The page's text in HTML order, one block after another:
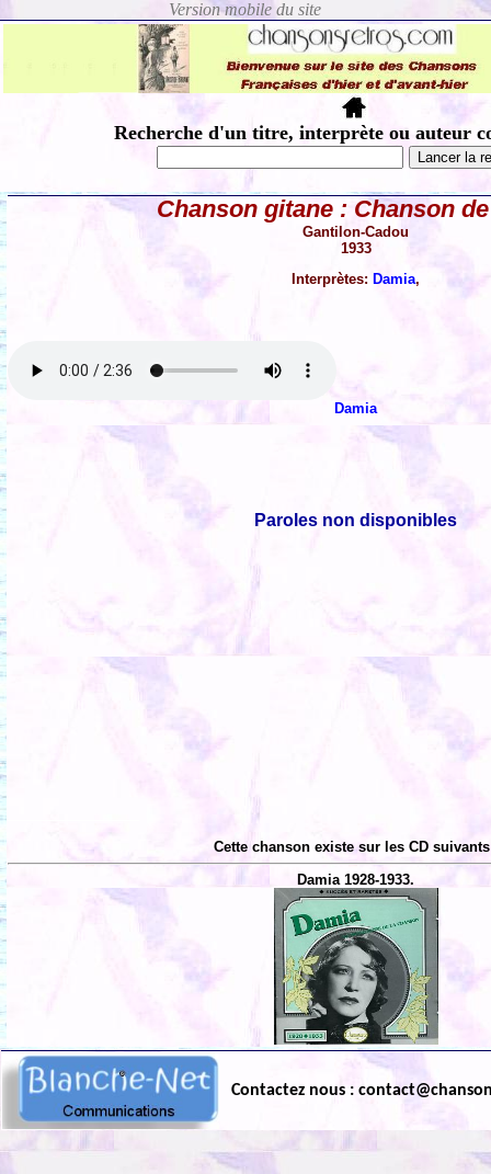
Recherche d'un titre, interprète ou auteur
Chanson gitane : Chanson
Gantilon-Cadou
1933
Interprètes: Damia,
Damia
Paroles non disponibles
Cette chanson existe sur les CD
Damia 1928-1933.
Contactez nous :